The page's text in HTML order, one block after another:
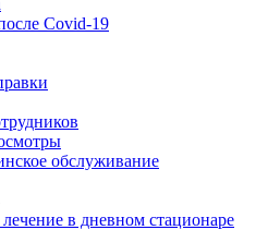
Covid-19
обслуживание
в дневном стационаре